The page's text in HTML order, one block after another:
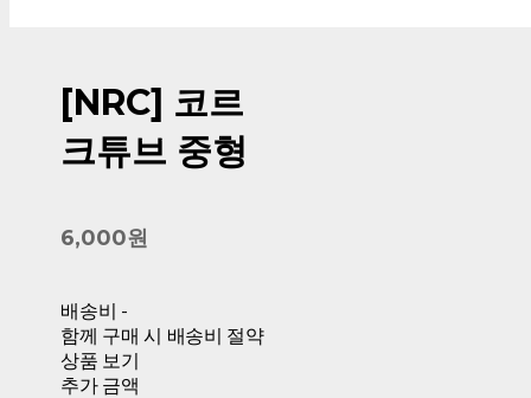
[NRC] 코르
크튜브 중형
6,000원
배송비 -
함께 구매 시 배송비 절약
상품 보기
추가 금액